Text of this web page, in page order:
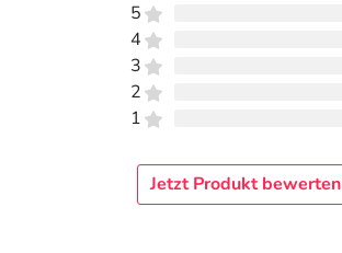
5
4
3
2
1
Jetzt Produkt bewerten